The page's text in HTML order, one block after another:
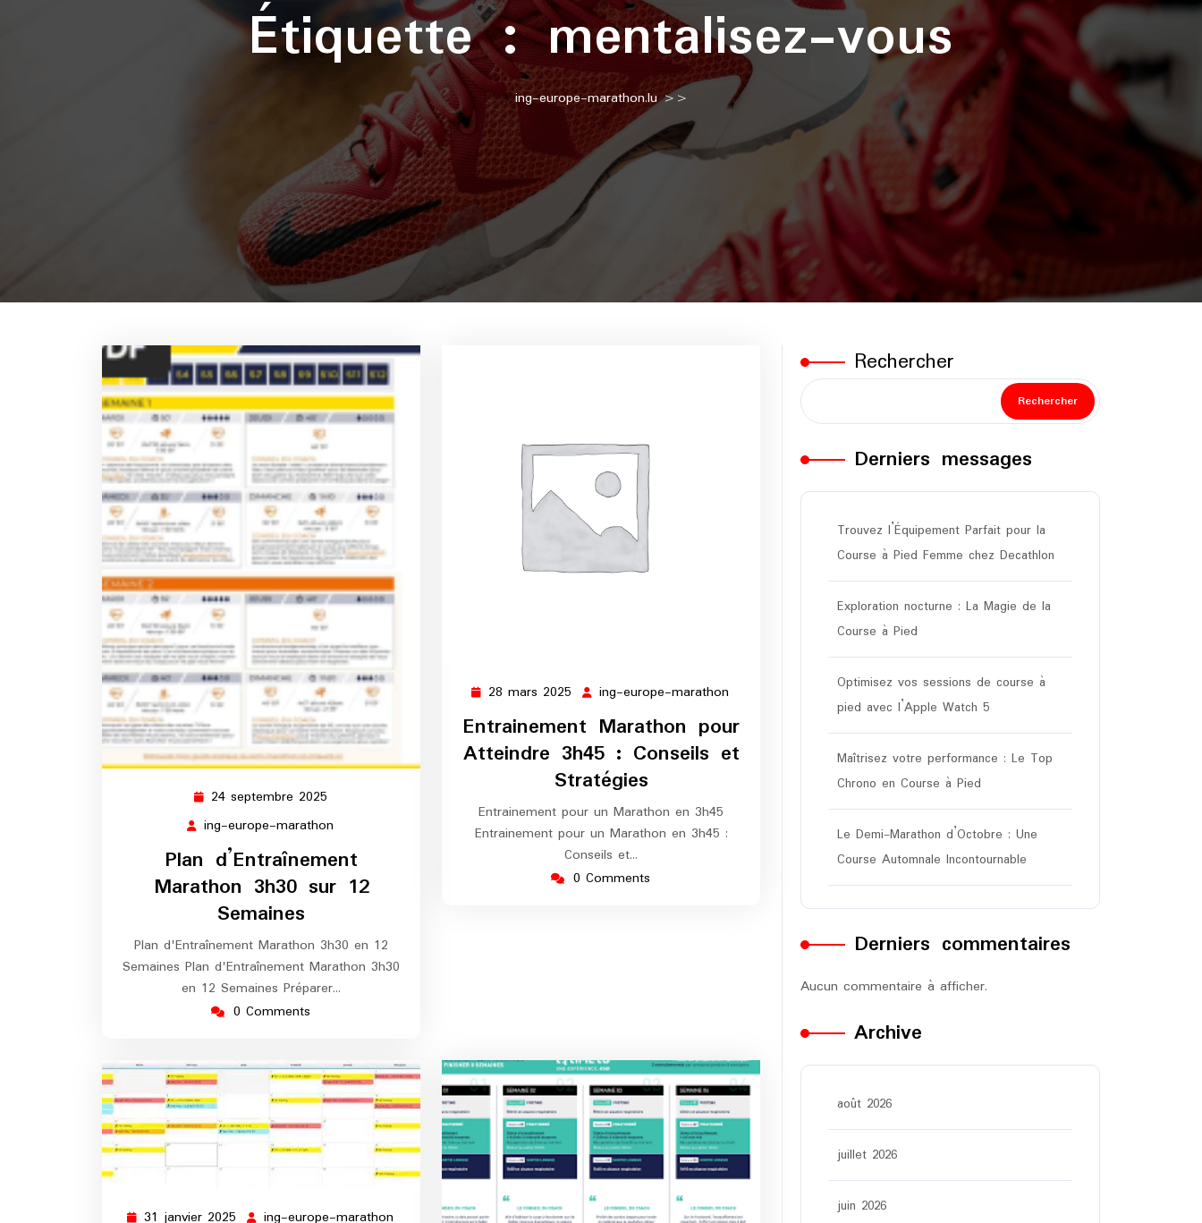
Étiquette :mentalisez-vous
ing-europe-marathon.lu>>
24 septembre 2025
septembre
ing-europe-marathon
europe-
marathon
Plan d’Entraînement
Marathon 3h30 sur 12
Semaines
Plan d'Entraînement Marathon 3h30 en 12
Semaines Plan d'Entraînement Marathon 3h30
en 12 Semaines Préparer…
0 Comments
28 mars 2025 28
mars
2025
ing-europe-marathon
marathon
Entrainement Marathon pour
Atteindre 3h45 : Conseils et
Stratégies
Entrainement pour un Marathon en 3h45
Entrainement pour un Marathon en 3h45 :
Conseils et…
0 Comments
31 janvier 2025 ing-europe-marathon
Rechercher
Rechercher
Derniers messages
Trouvez l’Équipement Parfait pour la
Course à Pied Femme chez Decathlon
Exploration nocturne : La Magie de la
Course à Pied
Optimisez vos sessions de course à
pied avec l’Apple Watch 5
Maîtrisez votre performance : Le Top
Chrono en Course à Pied
Le Demi-Marathon d’Octobre : Une
Course Automnale Incontournable
Derniers commentaires
Aucun commentaire à afficher.
Archive
août 2026
juillet 2026
juin 2026